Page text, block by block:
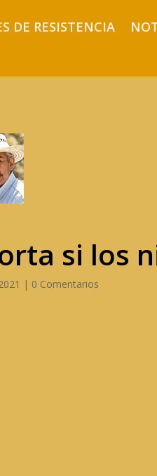
DE RESISTENCIA
si los
| 0 Comentarios